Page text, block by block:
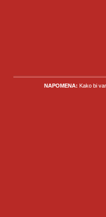
NAPOMENA: Kako bi